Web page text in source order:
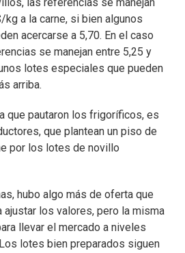
las referencias se manejan
kg a la carne, si bien algunos
acercarse a 5,70. En el caso
se manejan entre 5,25 y
lotes especiales que pueden
arriba.
que pautaron los frigoríficos, es
que plantean un piso de
por los lotes de novillo
hubo algo más de oferta que
ajustar los valores, pero la misma
llevar el mercado a niveles
lotes bien preparados siguen